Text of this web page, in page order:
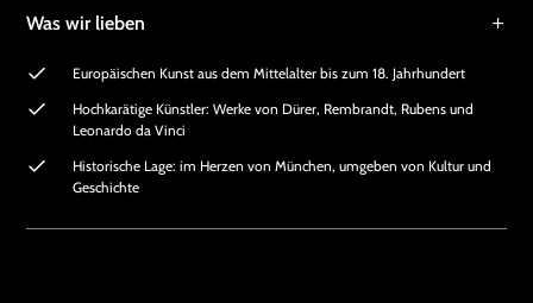
Was wir lieben
Europäischen Kunst aus dem Mittelalter bis zum 18. Jahrhundert
Hochkarätige Künstler: Werke von Dürer, Rembrandt, Rubens und
Leonardo da Vinci
Historische Lage: im Herzen von München, umgeben von Kultur und
Geschichte